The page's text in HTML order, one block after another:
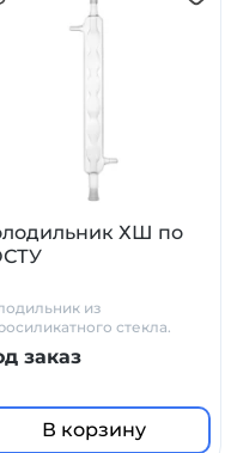
ХШ по
из
стекла.
заказ
В корзину